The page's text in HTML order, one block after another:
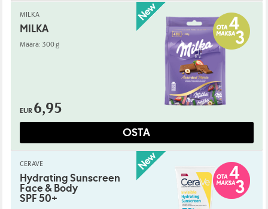
MILKA
MILKA
Määrä: 300 g
EUR 6,95
OSTA
CERAVE
Hydrating Sunscreen
Face & Body
SPF 50+